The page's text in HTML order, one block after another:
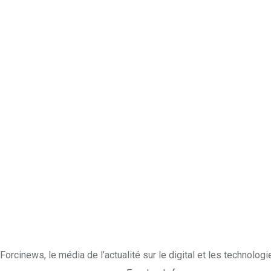
Forcinews, le média de l’actualité sur le digital et les